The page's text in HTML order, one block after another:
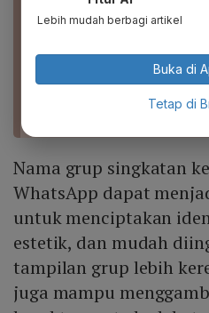
Silaturahmi
Ide Nama Grup Lucu
Nama grup singkatan
WhatsApp dapat
untuk menciptakan
estetik, dan mudah
tampilan grup lebih
juga mampu
Lebih mudah berbagi artikel
Buka di
Tetap di